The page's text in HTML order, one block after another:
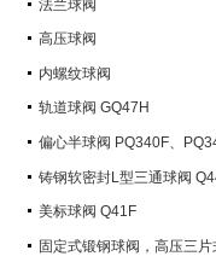
法兰球阀
高压球阀
内螺纹球阀
轨道球阀 GQ47H
偏心半球阀 PQ340F、
铸钢软密封L型三通球阀
美标球阀 Q41F
固定式锻钢球阀，高压三片